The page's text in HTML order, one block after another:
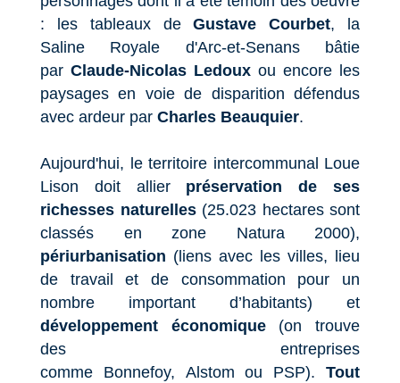
: les tableaux deGustave Courbet, la
Saline Royale d'Arc-et-Senans bâtie
par Claude-Nicolas Ledoux ou encore les
paysages en voie de disparition défendus
avec ardeur par Charles Beauquier.
Aujourd'hui, le territoire intercommunal Loue
Lison doit allier préservation de ses
richesses naturelles(25.023 hectares sont
classés en zone Natura 2000),
périurbanisation (liens avec les villes, lieu
de travail et de consommation pour un
nombre important d’habitants) et
développement économique(on trouve
des entreprises
comme Bonnefoy, Alstom ou PSP). Tout